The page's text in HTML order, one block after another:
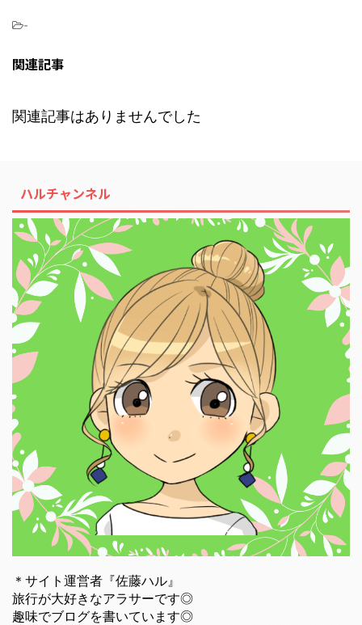
-
関連記事
関連記事はありませんでした
ハルチャンネル
＊サイト運営者『佐藤ハル』
旅行が大好きなアラサーです◎
趣味でブログを書いています◎